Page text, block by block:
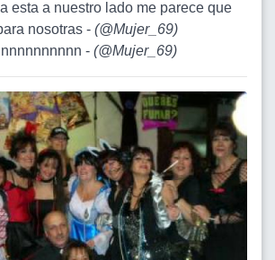
esta a nuestro lado me parece que
nosotras - (@Mujer_69)
- (@Mujer_69)